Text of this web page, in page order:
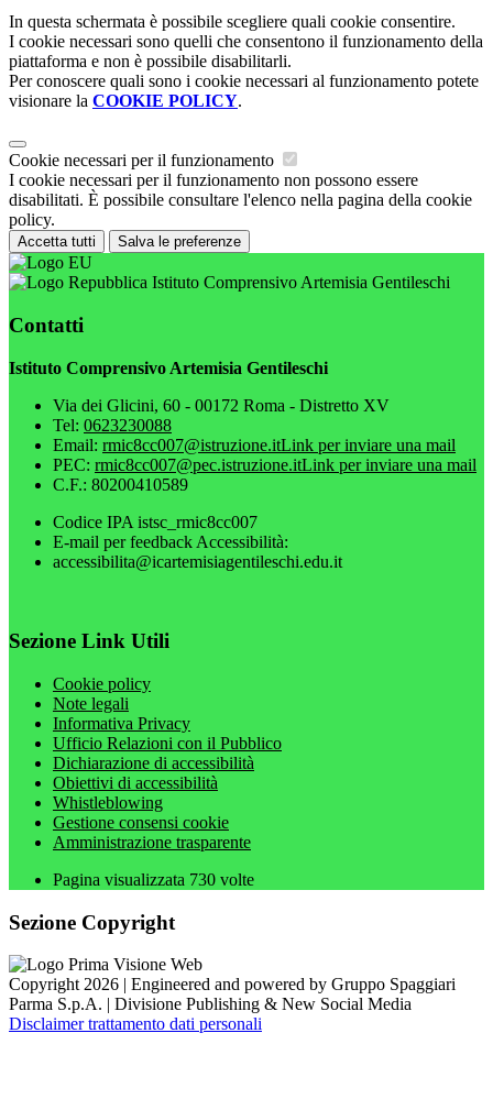
In questa schermata è possibile scegliere quali cookie consentire.
I cookie necessari sono quelli che consentono il funzionamento della
piattaforma e non è possibile disabilitarli.
Per conoscere quali sono i cookie necessari al funzionamento potete
visionare la COOKIE POLICY.
Cookie necessari per il funzionamento
I cookie necessari per il funzionamento non possono essere
disabilitati. È possibile consultare l'elenco nella pagina della cookie
policy.
Accetta tutti Salva le preferenze
Istituto Comprensivo Artemisia Gentileschi
Contatti
Istituto Comprensivo Artemisia Gentileschi
Via dei Glicini, 60 - 00172 Roma - Distretto XV
Tel: 0623230088
Email: rmic8cc007@istruzione.itLink per inviare una mail
PEC: rmic8cc007@pec.istruzione.itLink per inviare una mail
C.F.: 80200410589
Codice IPA istsc_rmic8cc007
E-mail per feedback Accessibilità:
accessibilita@icartemisiagentileschi.edu.it
Sezione Link Utili
Cookie policy
Note legali
Informativa Privacy
Ufficio Relazioni con il Pubblico
Dichiarazione di accessibilità
Obiettivi di accessibilità
Whistleblowing
Gestione consensi cookie
Amministrazione trasparente
Pagina visualizzata 730 volte
Sezione Copyright
Copyright 2026 | Engineered and powered by Gruppo Spaggiari
Parma S.p.A. | Divisione Publishing & New Social Media
Disclaimer trattamento dati personali